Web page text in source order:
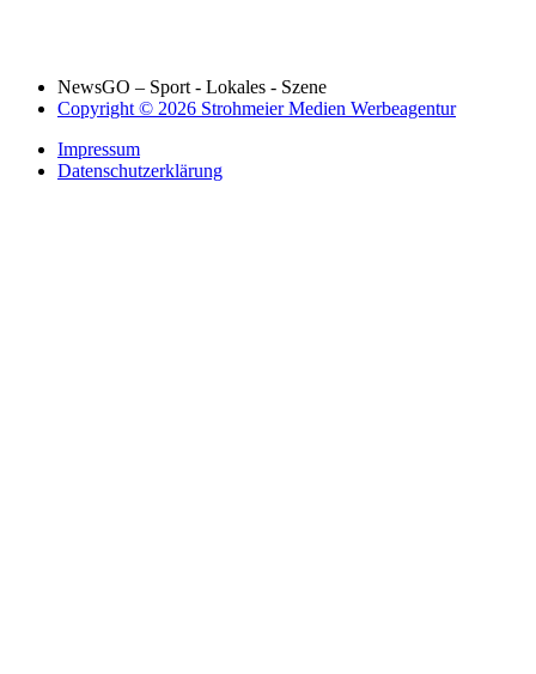
NewsGO – Sport - Lokales - Szene
Copyright © 2026 Strohmeier Medien Werbeagentur
Impressum
Datenschutzerklärung